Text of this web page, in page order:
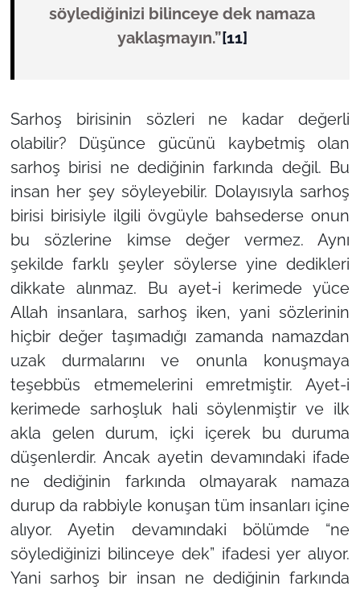
söylediğinizi bilinceye dek namaza
yaklaşmayın.”[11]
Sarhoş birisinin sözleri ne kadar değerli
olabilir? Düşünce gücünü kaybetmiş olan
sarhoş birisi ne dediğinin farkında değil. Bu
insan her şey söyleyebilir. Dolayısıyla sarhoş
birisi birisiyle ilgili övgüyle bahsederse onun
bu sözlerine kimse değer vermez. Aynı
şekilde farklı şeyler söylerse yine dedikleri
dikkate alınmaz. Bu ayet-i kerimede yüce
Allah insanlara, sarhoş iken, yani sözlerinin
hiçbir değer taşımadığı zamanda namazdan
uzak durmalarını ve onunla konuşmaya
teşebbüs etmemelerini emretmiştir. Ayet-i
kerimede sarhoşluk hali söylenmiştir ve ilk
akla gelen durum, içki içerek bu duruma
düşenlerdir. Ancak ayetin devamındaki ifade
ne dediğinin farkında olmayarak namaza
durup da rabbiyle konuşan tüm insanları içine
alıyor. Ayetin devamındaki bölümde “ne
söylediğinizi bilinceye dek” ifadesi yer alıyor.
Yani sarhoş bir insan ne dediğinin farkında